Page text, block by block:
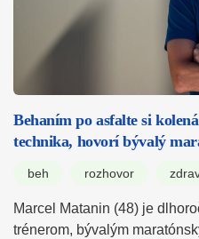
Behaním po asfalte si
technika, hovorí bývalý
beh rozhovor
Marcel Matanin (48) je
trénerom, bývalým